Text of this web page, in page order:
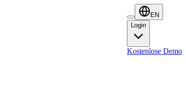
EN
Login
Login
Kostenlose Demo